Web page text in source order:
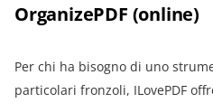
OrganizePDF (online)
Per chi ha bisogno di uno
particolari fronzoli, ILovePDF